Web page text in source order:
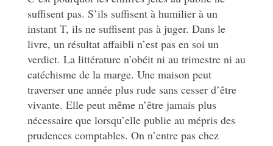
suffisent pas. S’ils suffisent à humilier à un
instant T, ils ne suffisent pas à juger. Dans le
livre, un résultat affaibli n’est pas en soi un
verdict. La littérature n’obéit ni au trimestre ni au
catéchisme de la marge. Une maison peut
traverser une année plus rude sans cesser d’être
vivante. Elle peut même n’être jamais plus
nécessaire que lorsqu’elle publie au mépris des
prudences comptables. On n’entre pas chez